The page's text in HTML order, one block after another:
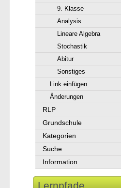
9. Klasse
Analysis
Lineare Algebra
Stochastik
Abitur
Sonstiges
Link einfügen
Änderungen
RLP
Grundschule
Kategorien
Suche
Information
Lernpfade